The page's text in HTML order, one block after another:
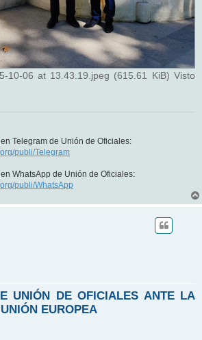
10-06 at 13.43.19.jpeg (615.61 KiB) Visto
Telegram de Unión de Oficiales:
publi/Telegram
WhatsApp de Unión de Oficiales:
publi/WhatsApp
UNIÓN DE OFICIALES ANTE LA
EUROPEA